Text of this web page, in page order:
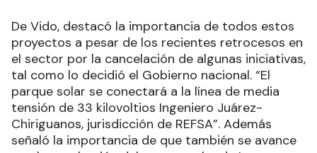
De Vido, destacó la importancia de todos estos
proyectos a pesar de los recientes retrocesos en
el sector por la cancelación de algunas iniciativas,
tal como lo decidió el Gobierno nacional. “El
parque solar se conectará a la línea de media
tensión de 33 kilovoltios Ingeniero Juárez-
Chiriguanos, jurisdicción de REFSA”. Además
señaló la importancia de que también se avance